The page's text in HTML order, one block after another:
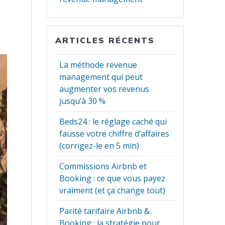
ARTICLES RÉCENTS
La méthode revenue
management qui peut
augmenter vos revenus
jusqu’à 30 %
Beds24 : le réglage caché qui
fausse votre chiffre d’affaires
(corrigez-le en 5 min)
Commissions Airbnb et
Booking : ce que vous payez
vraiment (et ça change tout)
Parité tarifaire Airbnb &
recevrez des
votre chiffre
Vous pouvez